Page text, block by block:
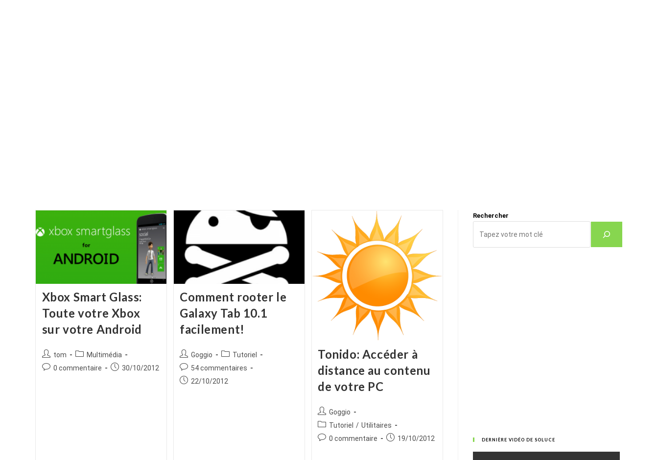
Xbox Smart Glass:
Toute votre Xbox
sur votre Android
Auteur/autrice
de
tom
Post
category:
Multimédia
Commentaires
0 commentaire
Publication
30/10/2012
Comment rooter le
Galaxy Tab 10.1
facilement!
Auteur/autrice
de
la
publication :
Goggio
Post
category:
Tutoriel
Commentaires
de
54 commentaires
Publication
22/10/2012
Tonido: Accéder à
distance au contenu
de votre PC
Auteur/autrice
de
la
publication :
Goggio
Post
category:
Tutoriel / Utilitaires
Commentaires
0 commentaire
Publication
19/10/2012
Rechercher
DERNIÈRE VIDÉO DE SOLUCE